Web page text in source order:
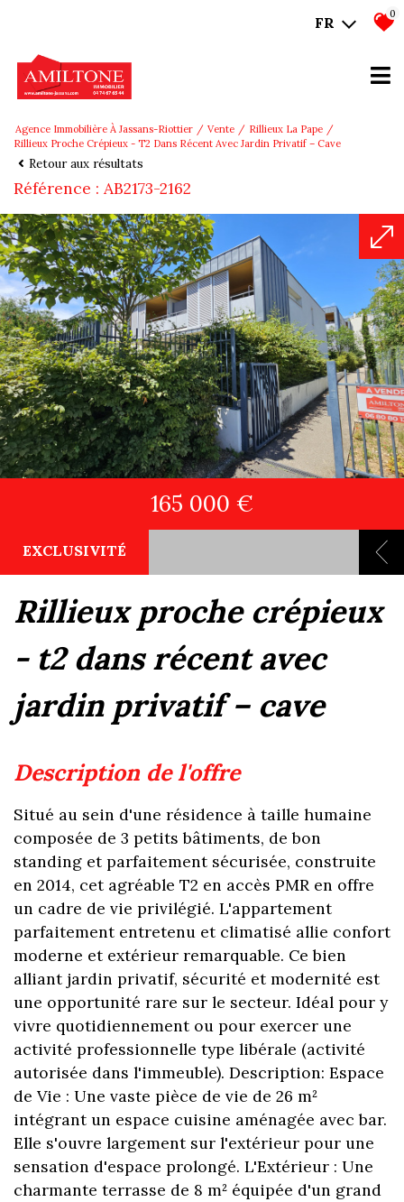
FR
0
Agence Immobilière À Jassans-Riottier Vente
Rillieux La Pape
Rillieux Proche Crépieux - T2 Dans Récent Avec Jardin Privatif – Cave
Retour aux résultats
Référence : AB2173-2162
EXCLUSIVITÉ
165 000 €
rillieux proche crépieux
- t2 dans récent avec
jardin privatif – cave
description de l'offre
Situé au sein d'une résidence à taille humaine
composée de 3 petits bâtiments, de bon
standing et parfaitement sécurisée, construite
en 2014, cet agréable T2 en accès PMR en offre
un cadre de vie privilégié. L'appartement
parfaitement entretenu et climatisé allie confort
moderne et extérieur remarquable. Ce bien
alliant jardin privatif, sécurité et modernité est
une opportunité rare sur le secteur. Idéal pour y
vivre quotidiennement ou pour exercer une
activité professionnelle type libérale (activité
autorisée dans l'immeuble). Description: Espace
de Vie : Une vaste pièce de vie de 26 m²
intégrant un espace cuisine aménagée avec bar.
Elle s'ouvre largement sur l'extérieur pour une
sensation d'espace prolongé. L'Extérieur : Une
charmante terrasse de 8 m² équipée d'un grand